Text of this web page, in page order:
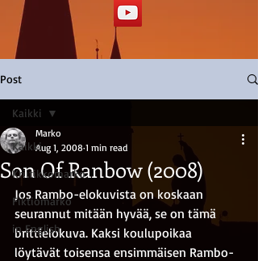
Post
Kaikki
Kriitikkomarko
Fiktiomarko
in English
Kaikki
Son Of Ranbow (2008)
Marko
Aug 1, 2008 1 min read
Jos Rambo-elokuvista on koskaan
seurannut mitään hyvää, se on tämä
brittielokuva. Kaksi koulupoikaa
löytävät toisensa ensimmäisen Rambo-